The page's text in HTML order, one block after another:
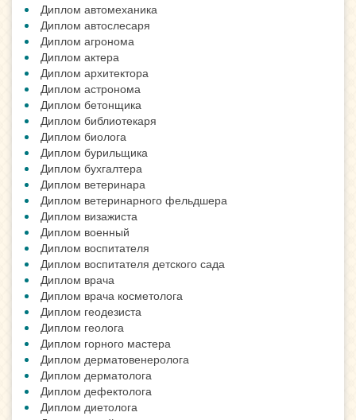
Диплом автомеханика
Диплом автослесаря
Диплом агронома
Диплом актера
Диплом архитектора
Диплом астронома
Диплом бетонщика
Диплом библиотекаря
Диплом биолога
Диплом бурильщика
Диплом бухгалтера
Диплом ветеринара
Диплом ветеринарного фельдшера
Диплом визажиста
Диплом военный
Диплом воспитателя
Диплом воспитателя детского сада
Диплом врача
Диплом врача косметолога
Диплом геодезиста
Диплом геолога
Диплом горного мастера
Диплом дерматовенеролога
Диплом дерматолога
Диплом дефектолога
Диплом диетолога